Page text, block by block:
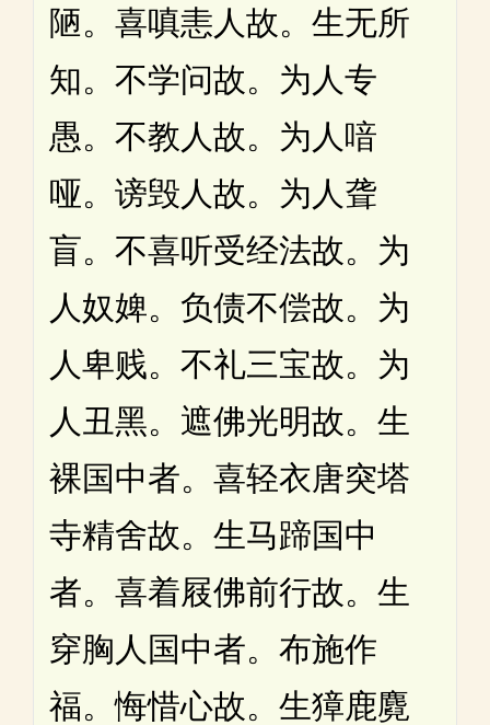
陋。喜嗔恚人故。生无所
知。不学问故。为人专
愚。不教人故。为人喑
哑。谤毁人故。为人聋
盲。不喜听受经法故。为
人奴婢。负债不偿故。为
人卑贱。不礼三宝故。为
人丑黑。遮佛光明故。生
裸国中者。喜轻衣唐突塔
寺精舍故。生马蹄国中
者。喜着屐佛前行故。生
穿胸人国中者。布施作
福。悔惜心故。生獐鹿麑